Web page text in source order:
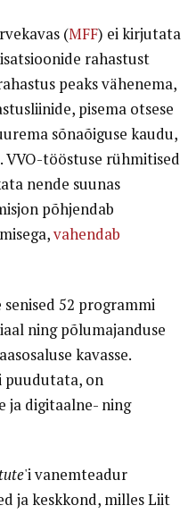
(MFF) ei kirjutata
rahastust
peaks vähenema,
pisema otsese
sõnaõiguse kaudu,
VVO-tööstuse rühmitised
nende suunas
põhjendab
vahendab
senised 52 programmi
ning põlumajanduse
kavasse.
puudutata, on
ja digitaalne- ning
'i vanemteadur
ja keskkond, milles Liit